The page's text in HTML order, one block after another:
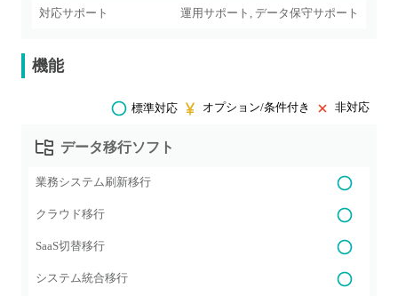
対応サポート 運用サポート, データ保守サポート
機能
標準対応 オプション/条件付き 非対応
データ移行ソフト
業務システム刷新移行
クラウド移行
SaaS切替移行
システム統合移行